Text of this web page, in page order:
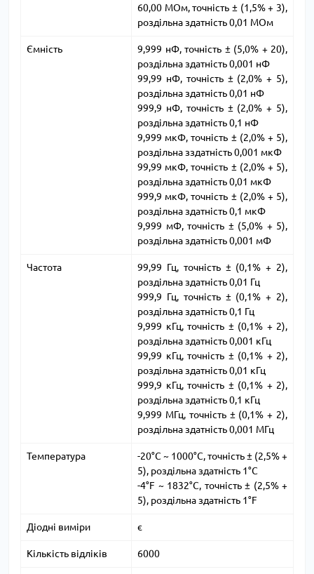
60,00 МОм, точність ± (1,5% + 3),
роздільна здатність 0,01 МОм
Ємність
9,999 нФ, точність ± (5,0% + 20),
роздільна здатність 0,001 нФ
99,99 нФ, точність ± (2,0% + 5),
роздільна здатність 0,01 нФ
999,9 нФ, точність ± (2,0% + 5),
роздільна здатність 0,1 нФ
9,999 мкФ, точність ± (2,0% + 5),
роздільна зздатність 0,001 мкФ
99,99 мкФ, точність ± (2,0% + 5),
роздільна здатність 0,01 мкФ
999,9 мкФ, точність ± (2,0% + 5),
роздільна здатність 0,1 мкФ
9,999 мФ, точність ± (5,0% + 5),
роздільна здатність 0,001 мФ
Частота
99,99 Гц, точність ± (0,1% + 2),
роздільна здатність 0,01 Гц
999,9 Гц, точність ± (0,1% + 2),
роздільна здатність 0,1 Гц
9,999 кГц, точність ± (0,1% + 2),
роздільна здатність 0,001 кГц
99,99 кГц, точність ± (0,1% + 2),
роздільна здатність 0,01 кГц
999,9 кГц, точність ± (0,1% + 2),
роздільна здатність 0,1 кГц
9,999 МГц, точність ± (0,1% + 2),
роздільна здатність 0,001 МГц
Температура
-20°C ~ 1000°C, точність ± (2,5% +
5), роздільна здатність 1°C
-4°F ~ 1832°C, точність ± (2,5% +
5), роздільна здатність 1°F
Діодні виміри є
Кількість відліків 6000